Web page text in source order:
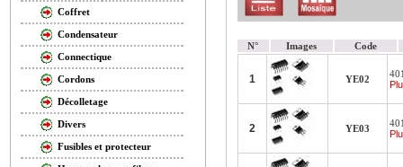
Coffret
Condensateur
Connectique
Cordons
Décolletage
Divers
Fusibles et protecteur
N° Images Code
1 YE02
2 YE03